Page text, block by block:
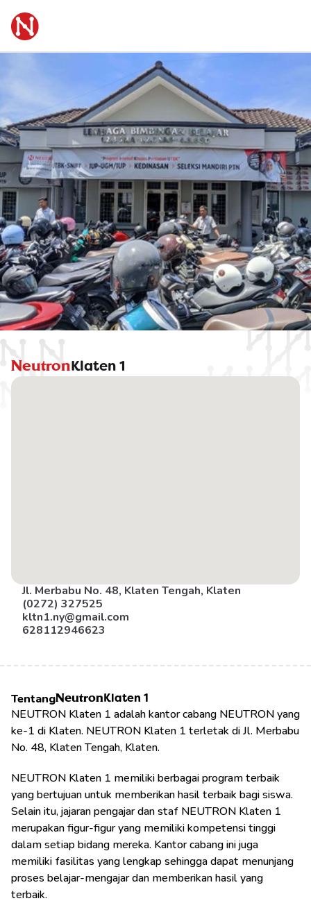
NeutronKlaten 1
Jl. Merbabu No. 48, Klaten Tengah, Klaten
(0272) 327525
kltn1.ny@gmail.com
628112946623
TentangNeutronKlaten 1
NEUTRON Klaten 1 adalah kantor cabang NEUTRON yang
ke-1 di Klaten. NEUTRON Klaten 1 terletak di Jl. Merbabu
No. 48, Klaten Tengah, Klaten.
NEUTRON Klaten 1 memiliki berbagai program terbaik
yang bertujuan untuk memberikan hasil terbaik bagi siswa.
Selain itu, jajaran pengajar dan staf NEUTRON Klaten 1
merupakan figur-figur yang memiliki kompetensi tinggi
dalam setiap bidang mereka. Kantor cabang ini juga
memiliki fasilitas yang lengkap sehingga dapat menunjang
proses belajar-mengajar dan memberikan hasil yang
terbaik.